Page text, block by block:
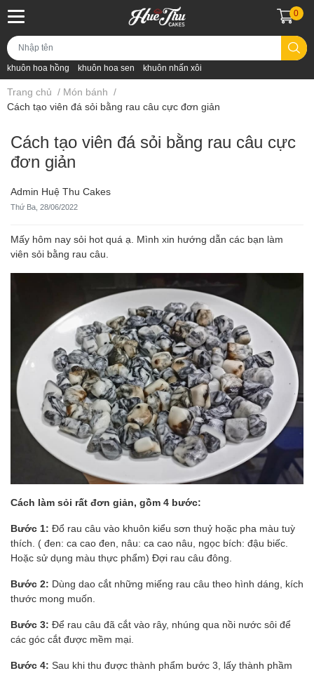
khuôn hoa hồng khuôn hoa sen khuôn nhấn xôi
0
Trang chủ / Món bánh /
Cách tạo viên đá sỏi bằng rau câu cực đơn giản
Cách tạo viên đá sỏi bằng rau câu cực
đơn giản
Admin Huệ Thu Cakes
Thứ Ba, 28/06/2022
Mấy hôm nay sỏi hot quá ạ. Mình xin hướng dẫn các bạn làm
viên sỏi bằng rau câu.
Cách làm sỏi rất đơn giản, gồm 4 bước:
Bước 1: Đổ rau câu vào khuôn kiểu sơn thuỷ hoặc pha màu tuỳ
thích. ( đen: ca cao đen, nâu: ca cao nâu, ngọc bích: đậu biếc.
Hoặc sử dụng màu thực phẩm) Đợi rau câu đông.
Bước 2: Dùng dao cắt những miếng rau câu theo hình dáng, kích
thước mong muốn.
Bước 3: Để rau câu đã cắt vào rây, nhúng qua nồi nước sôi để
các góc cắt được mềm mại.
Bước 4: Sau khi thu được thành phẩm bước 3, lấy thành phầm